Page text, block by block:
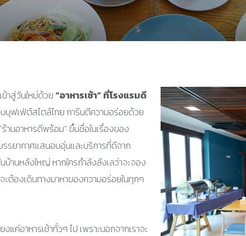
าสู่วันใหม่ด้วย“อาหารเช้า” ที่โรงแรมดี
บุฟเฟ่ต์สไตล์ไทย การีนตีความอร่อยด้วย
านอาหารดีพร้อม” ขึ้นชื่อในเรื่องของ
รยากาศแสนอบอุ่นและบริการที่ดีจาก
บ้านหลังใหญ่ หากใครกำลังลังเลว่าจะจอง
ต้องเดินทางมาหาของความอร่อยในทุกๆ
ค่อาหารเช้าทั่วๆ ไป เพราะนอกจากเราจะ